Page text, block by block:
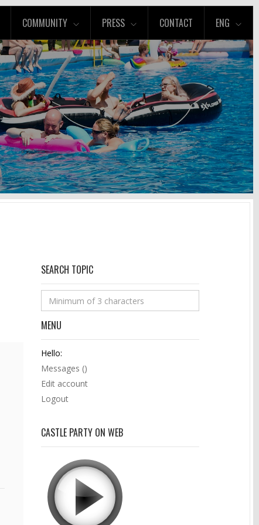
COMMUNITY PRESS CONTACT ENG
SEARCH TOPIC
MENU
Hello:
Messages ()
Edit account
Logout
CASTLE PARTY ON WEB